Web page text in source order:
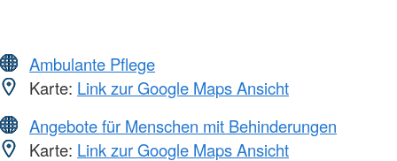
Ambulante Pflege
Karte: Link zur Google Maps Ansicht
Angebote für Menschen mit Behinderungen
Karte: Link zur Google Maps Ansicht